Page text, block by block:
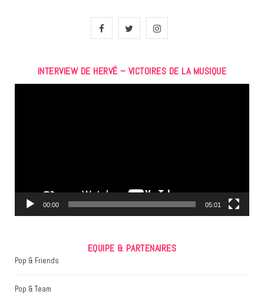
F
c
i
I
s
m
INTERVIEW DE HERVÉ – VICTOIRES DE LA MUSIQUE
00:00 05:01
EQUIPE & PARTENAIRES
Pop & Friends
Pop & Team